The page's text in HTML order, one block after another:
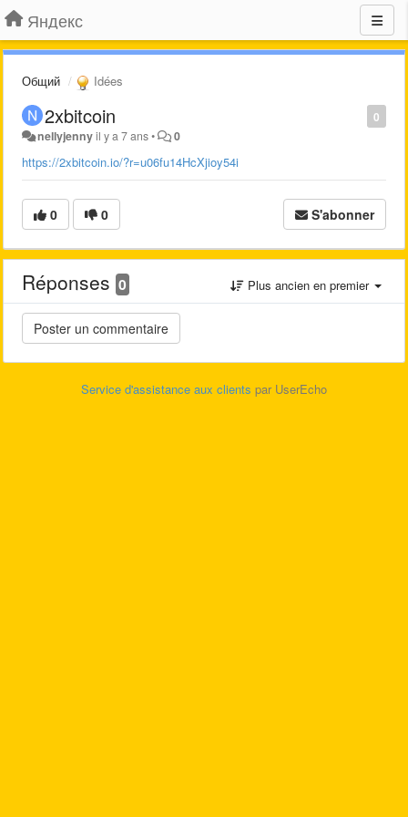
Яндекс
Общий Idées
0
2xbitcoin
nellyjennyil y a 7 ans• 0
https://2xbitcoin.io/?r=u06fu14HcXjioy54i
0 0 S'abonner
Réponses 0 Plus ancien en premier
Service d'assistance aux clients par UserEcho